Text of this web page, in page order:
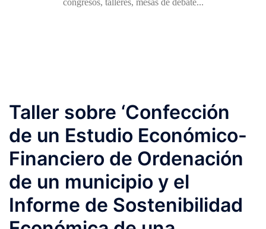
congresos, talleres, mesas de debate...
Taller sobre ‘Confección
de un Estudio Económico-
Financiero de Ordenación
de un municipio y el
Informe de Sostenibilidad